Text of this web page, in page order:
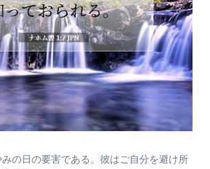
の日の要害である。彼はご自分を避け所